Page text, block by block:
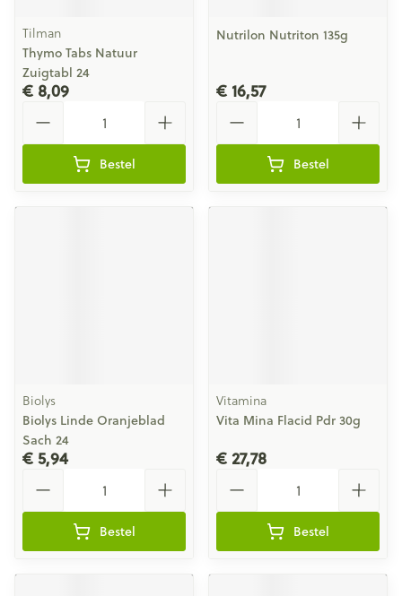
Tilman
Thymo Tabs Natuur
Zuigtabl 24
€ 8,09
Bestel
Nutrilon Nutriton 135g
€ 16,57
Bestel
Biolys
Biolys Linde Oranjeblad
Sach 24
€ 5,94
Bestel
Vitamina
Vita Mina Flacid Pdr 30g
€ 27,78
Bestel